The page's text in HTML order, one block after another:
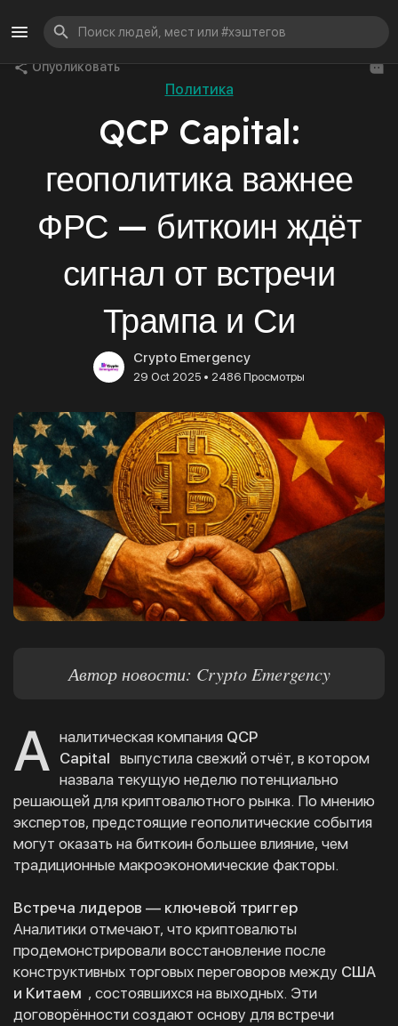
Опубликовать
Политика
QCP Capital:
геополитика важнее
ФРС — биткоин ждёт
сигнал от встречи
Трампа и Си
Crypto Emergency
29 Oct 2025 • 2486 Просмотры
Автор новости: Crypto Emergency
А налитическая компания QCP
Capital выпустила свежий отчёт, в котором
назвала текущую неделю потенциально
решающей для криптовалютного рынка. По мнению
экспертов, предстоящие геополитические события
могут оказать на биткоин большее влияние, чем
традиционные макроэкономические факторы.
Встреча лидеров — ключевой триггер
Аналитики отмечают, что криптовалюты
продемонстрировали восстановление после
конструктивных торговых переговоров между США
и Китаем , состоявшихся на выходных. Эти
договорённости создают основу для встречи